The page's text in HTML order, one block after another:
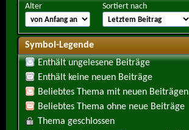
Alter Sortiert nach
Symbol-Legende
Enthält ungelesene Beiträge
Enthält keine neuen Beiträge
Beliebtes Thema mit neuen Beiträgen
Beliebtes Thema ohne neue Beiträge
Thema geschlossen